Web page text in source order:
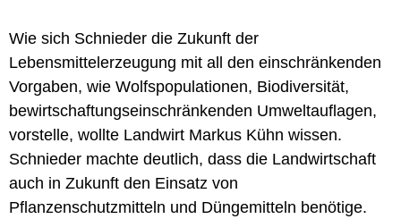
Wie sich Schnieder die Zukunft der
Lebensmittelerzeugung mit all den einschränkenden
Vorgaben, wie Wolfspopulationen, Biodiversität,
bewirtschaftungseinschränkenden Umweltauflagen,
vorstelle, wollte Landwirt Markus Kühn wissen.
Schnieder machte deutlich, dass die Landwirtschaft
auch in Zukunft den Einsatz von
Pflanzenschutzmitteln und Düngemitteln benötige.